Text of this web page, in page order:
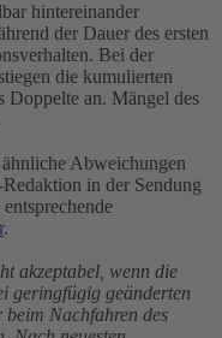
hintereinander
der Dauer des ersten
Bei der
die kumulierten
Doppelte an. Mängel des
Abweichungen
in der Sendung
.
akzeptabel, wenn die
geringfügig geänderten
Nachfahren des